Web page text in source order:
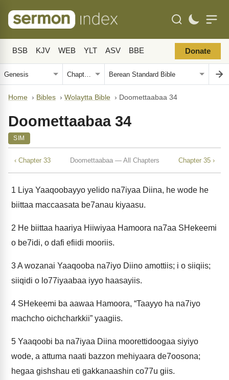
BSB KJV WEB YLT ASV BBE Donate
Home › Bibles › Wolaytta Bible › Doomettaabaa 34
Doomettaabaa 34
SIM
‹ Chapter 33 Doomettaabaa — All Chapters Chapter 35 ›
1 Liya Yaaqoobayyo yelido na7iyaa Diina, he wode he
biittaa maccaasata be7anau kiyaasu.
2 He biittaa haariya Hiiwiyaa Hamoora na7aa SHekeemi
o be7idi, o dafi efiidi mooriis.
3A wozanai Yaaqooba na7iyo Diino amottiis; i o siiqiis;
siiqidi o lo77iyaabaa iyyo haasayiis.
4 SHekeemi ba aawaa Hamoora, “Taayyo ha na7iyo
machcho oichcharkkii” yaagiis.
5 Yaaqoobi ba na7iyaa Diina moorettidoogaa siyiyo
wode, a attuma naati bazzon mehiyaara de7oosona;
hegaa gishshau eti gakkanaashin co77u giis.